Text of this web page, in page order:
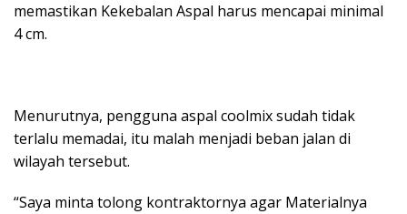
memastikan Kekebalan Aspal harus mencapai minimal
4 cm.
Menurutnya, pengguna aspal coolmix sudah tidak
terlalu memadai, itu malah menjadi beban jalan di
wilayah tersebut.
“Saya minta tolong kontraktornya agar Materialnya